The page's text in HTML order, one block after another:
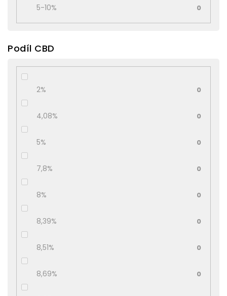
5-10% 0
Podíl CBD
2% 0
4,08% 0
5% 0
7,8% 0
8% 0
8,39% 0
8,51% 0
8,69% 0